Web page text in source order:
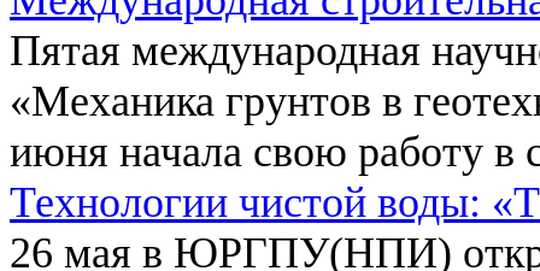
Пятая международная
«Механика грунтов в
июня начала свою работу в
Технологии чистой воды:
26 мая в ЮРГПУ(НПИ)